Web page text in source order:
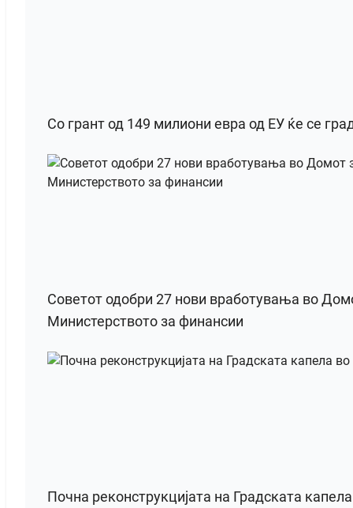
Со грант од 149 милиони евра од ЕУ ќе се
Советот одобри 27 нови вработувања во
Министерството за финансии
Почна реконструкцијата на Градската